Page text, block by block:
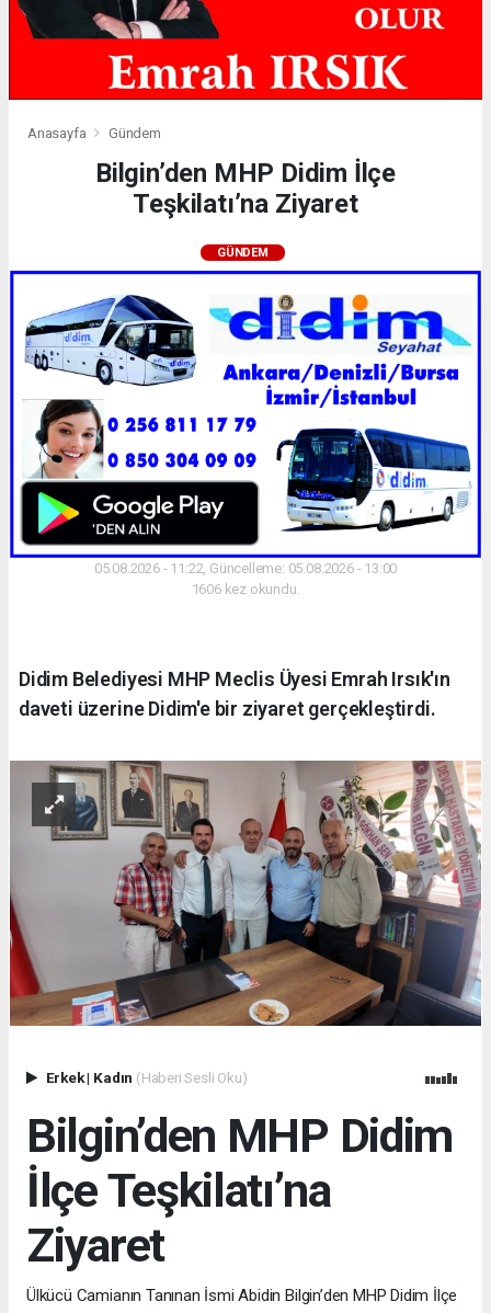
Anasayfa Gündem
Bilgin’den MHP Didim İlçe
Teşkilatı’na Ziyaret
GÜNDEM
05.08.2026 - 11:22, Güncelleme: 05.08.2026 - 13:00
1606 kez okundu.
Didim Belediyesi MHP Meclis Üyesi Emrah Irsık'ın
daveti üzerine Didim'e bir ziyaret gerçekleştirdi.
Erkek| Kadın (Haberi Sesli Oku)
Bilgin’den MHP Didim
İlçe Teşkilatı’na
Ziyaret
Ülkücü Camianın Tanınan İsmi Abidin Bilgin’den MHP Didim İlçe